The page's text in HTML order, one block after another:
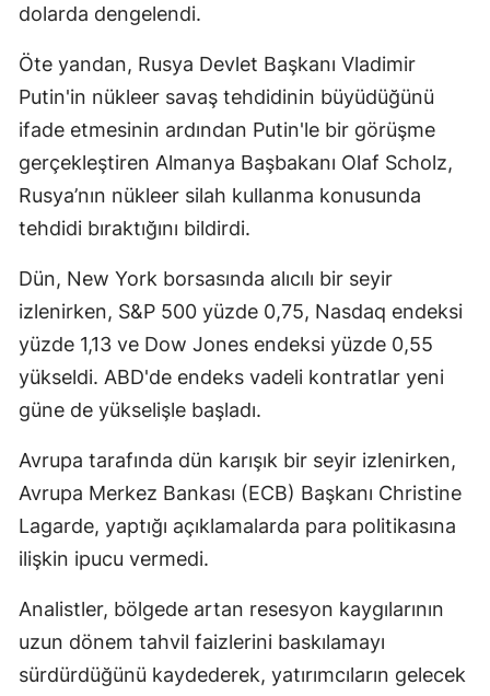
Niğde
Ordu
Rize
Sakarya
Siirt
Sinop
Sivas
Tokat
Trabzon
Şanlıurfa
Uşak
dolarda dengelendi.
Öte yandan, Rusya Devlet Başkanı Vladimir
Putin'in nükleer savaş tehdidinin büyüdüğünü
ifade etmesinin ardından Putin'le bir görüşme
gerçekleştiren Almanya Başbakanı Olaf Scholz,
Rusya’nın nükleer silah kullanma konusunda
tehdidi bıraktığını bildirdi.
Dün, New York borsasında alıcılı bir seyir
izlenirken, S&P 500 yüzde 0,75, Nasdaq endeksi
yüzde 1,13 ve Dow Jones endeksi yüzde 0,55
yükseldi. ABD'de endeks vadeli kontratlar yeni
güne de yükselişle başladı.
Avrupa tarafında dün karışık bir seyir izlenirken,
Avrupa Merkez Bankası (ECB) Başkanı Christine
Lagarde, yaptığı açıklamalarda para politikasına
ilişkin ipucu vermedi.
Analistler, bölgede artan resesyon kaygılarının
uzun dönem tahvil faizlerini baskılamayı
sürdürdüğünü kaydederek, yatırımcıların gelecek